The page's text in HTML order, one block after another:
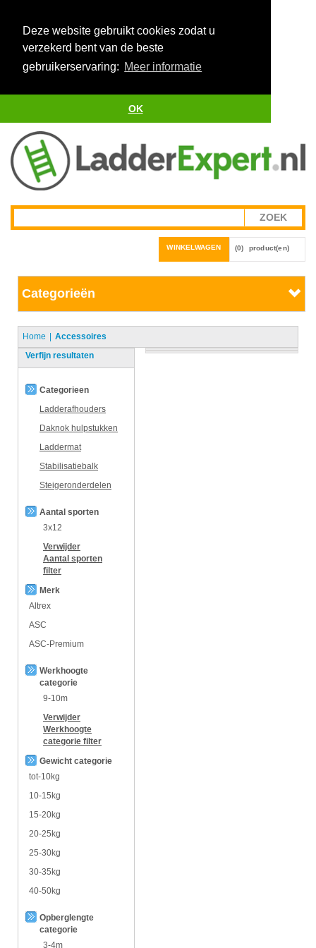
Deze website gebruikt cookies zodat u
verzekerd bent van de beste
gebruikerservaring: Meer informatie
OK
WINKELWAGEN (0) product(en)
Categorieën
Home
Accessoires
Verfijn resultaten
Categorieen
Ladderafhouders
Daknok hulpstukken
Laddermat
Stabilisatiebalk
Steigeronderdelen
Aantal sporten
3x12
Verwijder
Aantal sporten
filter
Merk
Altrex
ASC
ASC-Premium
Werkhoogte
categorie
9-10m
Verwijder
Werkhoogte
categorie filter
Gewicht categorie
tot-10kg
10-15kg
15-20kg
20-25kg
25-30kg
30-35kg
40-50kg
Opberglengte
categorie
3-4m